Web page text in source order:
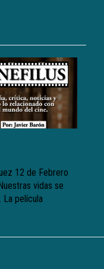
12 de Febrero
vidas se
La película